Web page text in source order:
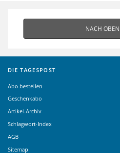
NACH OBEN
DIE TAGESPOST
Abo bestellen
Geschenkabo
Artikel-Archiv
Schlagwort-Index
AGB
Sitemap